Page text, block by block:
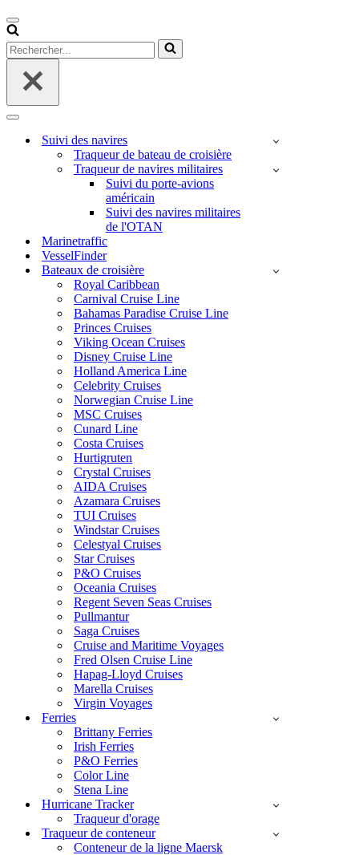
Menu
de
navigation
Rechercher...
Menu
navigationSuivi des navires
Traqueur de bateau de croisière
Traqueur de navires militaires
Suivi du porte-avions
américain
Suivi des navires militaires
de l'OTAN
Marinetraffic
VesselFinder
Bateaux de croisière
Royal Caribbean
Carnival Cruise Line
Bahamas Paradise Cruise Line
Princes Cruises
Viking Ocean Cruises
Disney Cruise Line
Holland America Line
Celebrity Cruises
Norwegian Cruise Line
MSC Cruises
Cunard Line
Costa Cruises
Hurtigruten
Crystal Cruises
AIDA Cruises
Azamara Cruises
TUI Cruises
Windstar Cruises
Celestyal Cruises
Star Cruises
P&O Cruises
Oceania Cruises
Regent Seven Seas Cruises
Pullmantur
Saga Cruises
Cruise and Maritime Voyages
Fred Olsen Cruise Line
Hapag-Lloyd Cruises
Marella Cruises
Virgin Voyages
Ferries
Brittany Ferries
Irish Ferries
P&O Ferries
Color Line
Stena Line
Hurricane Tracker
Traqueur d'orage
Traqueur de conteneur
Conteneur de la ligne Maersk